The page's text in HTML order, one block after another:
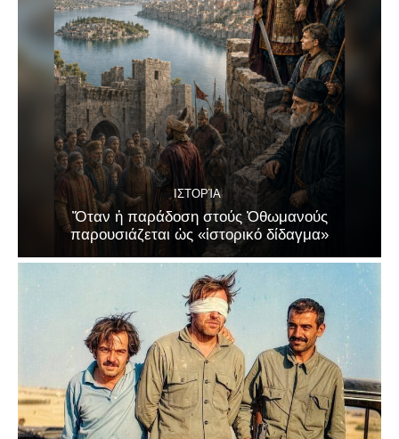
ΙΣΤΟΡΊΑ
Ὅταν ἡ παράδοση στούς Ὀθωμανούς
παρουσιάζεται ὡς «ἱστορικό δίδαγμα»